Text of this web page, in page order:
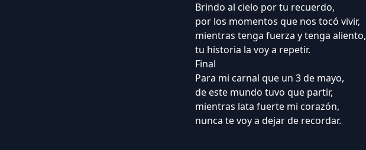
Brindo al cielo por tu recuerdo,
por los momentos que nos tocó vivir,
mientras tenga fuerza y tenga aliento,
tu historia la voy a repetir.
Final
Para mi carnal que un 3 de mayo,
de este mundo tuvo que partir,
mientras lata fuerte mi corazón,
nunca te voy a dejar de recordar.